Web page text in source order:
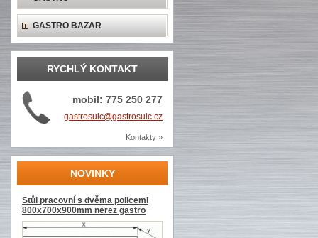
GASTRO BAZAR
RYCHLÝ KONTAKT
mobil: 775 250 277
gastrosulc@gastrosulc.cz
Kontakty »
NOVINKY
Stůl pracovní s dvěma policemi
800x700x900mm nerez gastro